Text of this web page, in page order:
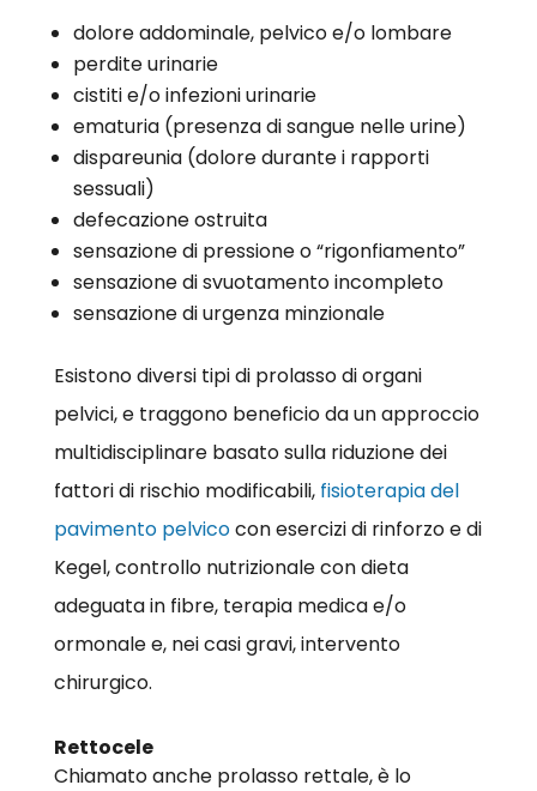
dolore addominale, pelvico e/o lombare
perdite urinarie
cistiti e/o infezioni urinarie
ematuria (presenza di sangue nelle urine)
dispareunia (dolore durante i rapporti
sessuali)
defecazione ostruita
sensazione di pressione o “rigonfiamento”
sensazione di svuotamento incompleto
sensazione di urgenza minzionale
Esistono diversi tipi di prolasso di organi
pelvici, e traggono beneficio da un approccio
multidisciplinare basato sulla riduzione dei
fattori di rischio modificabili, fisioterapia del
pavimento pelvicocon esercizi di rinforzo e di
Kegel, controllo nutrizionale con dieta
adeguata in fibre, terapia medica e/o
ormonale e, nei casi gravi, intervento
chirurgico.
Rettocele
Chiamato anche prolasso rettale, è lo